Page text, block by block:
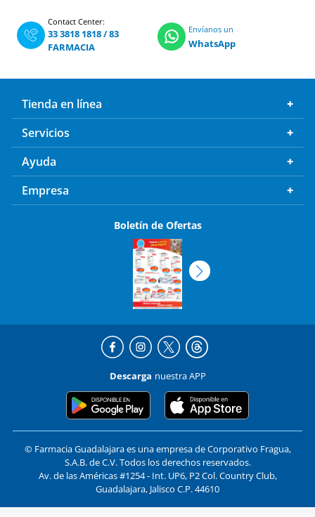
Contact Center:
33 3818 1818/83
FARMACIA
Envíanos un
WhatsApp
Tienda en línea
Servicios
Ayuda
Empresa
Boletín de Ofertas
Descarga nuestra APP
© Farmacia Guadalajara es una empresa de Corporativo Fragua,
S.A.B. de C.V. Todos los derechos reservados.
Av. de las Américas #1254 - Int. UP6, P2 Col. Country Club,
Guadalajara, Jalisco C.P. 44610